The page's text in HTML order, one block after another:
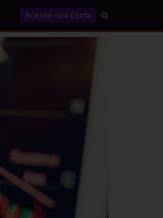
Acesse sua conta